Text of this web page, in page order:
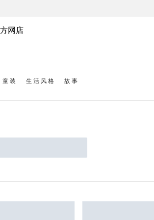
童装 生活风格 故事